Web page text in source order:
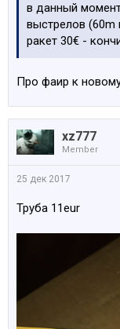
в данный
выстрелов
ракет 30€ -
Про фаир к
xz777
Member
25 дек 2017
Труба 11eur